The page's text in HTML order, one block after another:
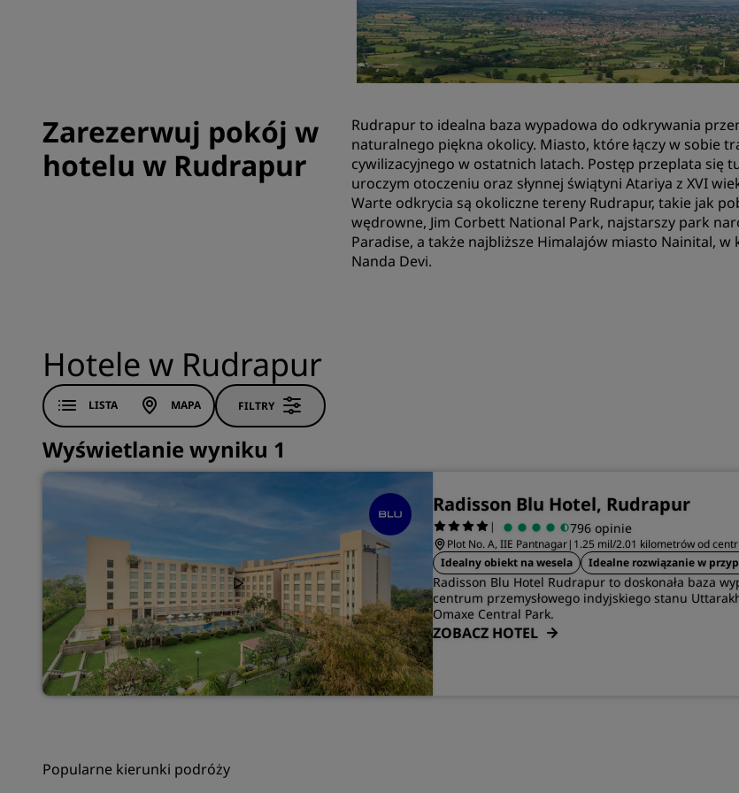
Zarezerwuj
Poprosić o wycenę
Miejsca na
Szukaj lotów
Szukaj lotów
Gastronomia
Zarezerwuj pokój w
hotelu w Rudrapur
Rudrapur to idealna baza wypadowa do odkrywania
naturalnego piękna okolicy. Miasto, które łączy w sobie
cywilizacyjnego w ostatnich latach. Postęp przeplata się
uroczym otoczeniu oraz słynnej świątyni Atariya z XVI
Warte odkrycia są okoliczne tereny Rudrapur, takie jak
wędrowne, Jim Corbett National Park, najstarszy park
Paradise, a także najbliższe Himalajów miasto Nainital,
Nanda Devi.
Hotele w Rudrapur
LISTA MAPA FILTRY
Wyświetlanie wyniku 1
Radisson Blu Hotel, Rudrapur
| 796 opinie
Plot No. A, IIE Pantnagar| 1.25 mil/2.01 kilometrów od
Idealny obiekt na wesela
Idealne rozwiązanie w
Radisson Blu Hotel Rudrapur to doskonała baza
centrum przemysłowego indyjskiego stanu
Omaxe Central Park.
ZOBACZ HOTEL
Popularne kierunki podróży